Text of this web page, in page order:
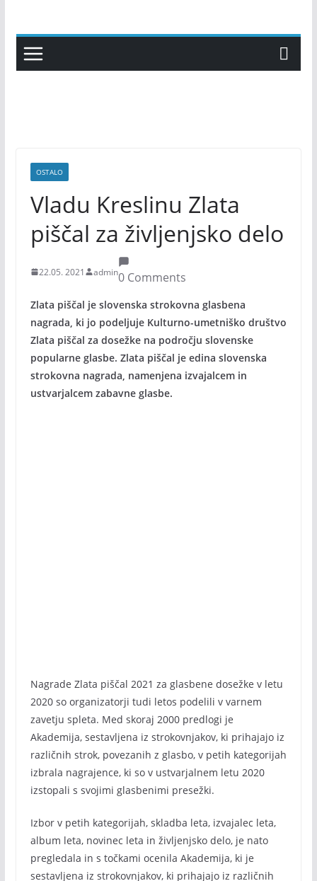
content
OSTALO
Vladu Kreslinu Zlata
piščal za življenjsko delo
22.05. 2021 admin0 Comments
Zlata piščal je slovenska strokovna glasbena
nagrada, ki jo podeljuje Kulturno-umetniško društvo
Zlata piščal za dosežke na področju slovenske
popularne glasbe. Zlata piščal je edina slovenska
strokovna nagrada, namenjena izvajalcem in
ustvarjalcem zabavne glasbe.
Nagrade Zlata piščal 2021 za glasbene dosežke v letu
2020 so organizatorji tudi letos podelili v varnem
zavetju spleta. Med skoraj 2000 predlogi je
Akademija, sestavljena iz strokovnjakov, ki prihajajo iz
različnih strok, povezanih z glasbo, v petih kategorijah
izbrala nagrajence, ki so v ustvarjalnem letu 2020
izstopali s svojimi glasbenimi presežki.
Izbor v petih kategorijah, skladba leta, izvajalec leta,
album leta, novinec leta in življenjsko delo, je nato
pregledala in s točkami ocenila Akademija, ki je
sestavljena iz strokovnjakov, ki prihajajo iz različnih